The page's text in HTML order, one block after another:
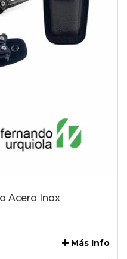
Acero Inox
Más Info